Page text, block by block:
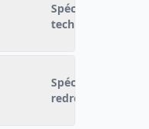
Spécialité du
technique (93
Spécialité
redressée